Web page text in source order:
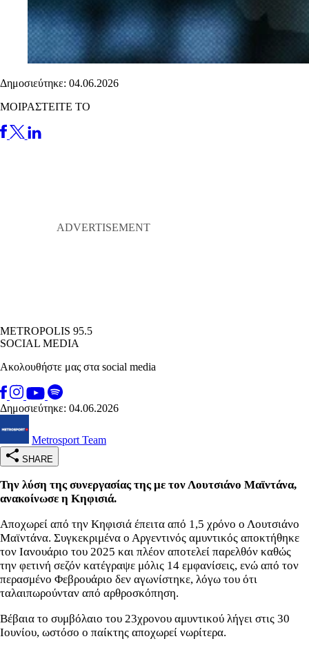
Δημοσιεύτηκε: 04.06.2026
ΜΟΙΡΑΣΤΕΙΤΕ ΤΟ
METROPOLIS 95.5
SOCIAL MEDIA
Ακολουθήστε μας στα social media
Δημοσιεύτηκε: 04.06.2026
Metrosport Team
SHARE
Την λύση της συνεργασίας της με τον Λουτσιάνο Μαϊντάνα,
ανακοίνωσε η Κηφισιά.
Αποχωρεί από την Κηφισιά έπειτα από 1,5 χρόνο ο Λουτσιάνο
Μαϊντάνα. Συγκεκριμένα ο Αργεντινός αμυντικός αποκτήθηκε
τον Ιανουάριο του 2025 και πλέον αποτελεί παρελθόν καθώς
την φετινή σεζόν κατέγραψε μόλις 14 εμφανίσεις, ενώ από τον
περασμένο Φεβρουάριο δεν αγωνίστηκε, λόγω του ότι
ταλαιπωρούνταν από αρθροσκόπηση.
Βέβαια το συμβόλαιο του 23χρονου αμυντικού λήγει στις 30
Ιουνίου, ωστόσο ο παίκτης αποχωρεί νωρίτερα.